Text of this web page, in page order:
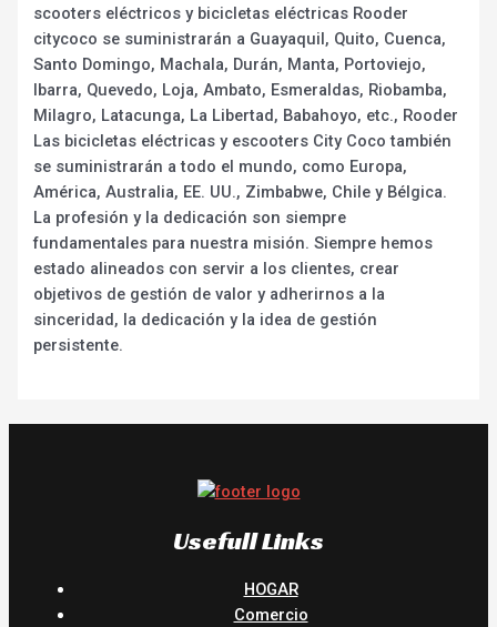
scooters eléctricos y bicicletas eléctricas Rooder
citycoco se suministrarán a Guayaquil, Quito, Cuenca,
Santo Domingo, Machala, Durán, Manta, Portoviejo,
Ibarra, Quevedo, Loja, Ambato, Esmeraldas, Riobamba,
Milagro, Latacunga, La Libertad, Babahoyo, etc., Rooder
Las bicicletas eléctricas y escooters City Coco también
se suministrarán a todo el mundo, como Europa,
América, Australia, EE. UU., Zimbabwe, Chile y Bélgica.
La profesión y la dedicación son siempre
fundamentales para nuestra misión. Siempre hemos
estado alineados con servir a los clientes, crear
objetivos de gestión de valor y adherirnos a la
sinceridad, la dedicación y la idea de gestión
persistente.
Usefull Links
HOGAR
Comercio